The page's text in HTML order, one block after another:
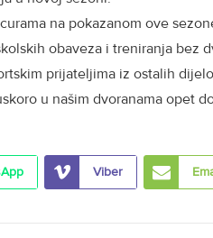
na pokazanom ove
obaveza i treniranja bez
prijateljima iz ostalih
u našim dvoranama opet
Viber